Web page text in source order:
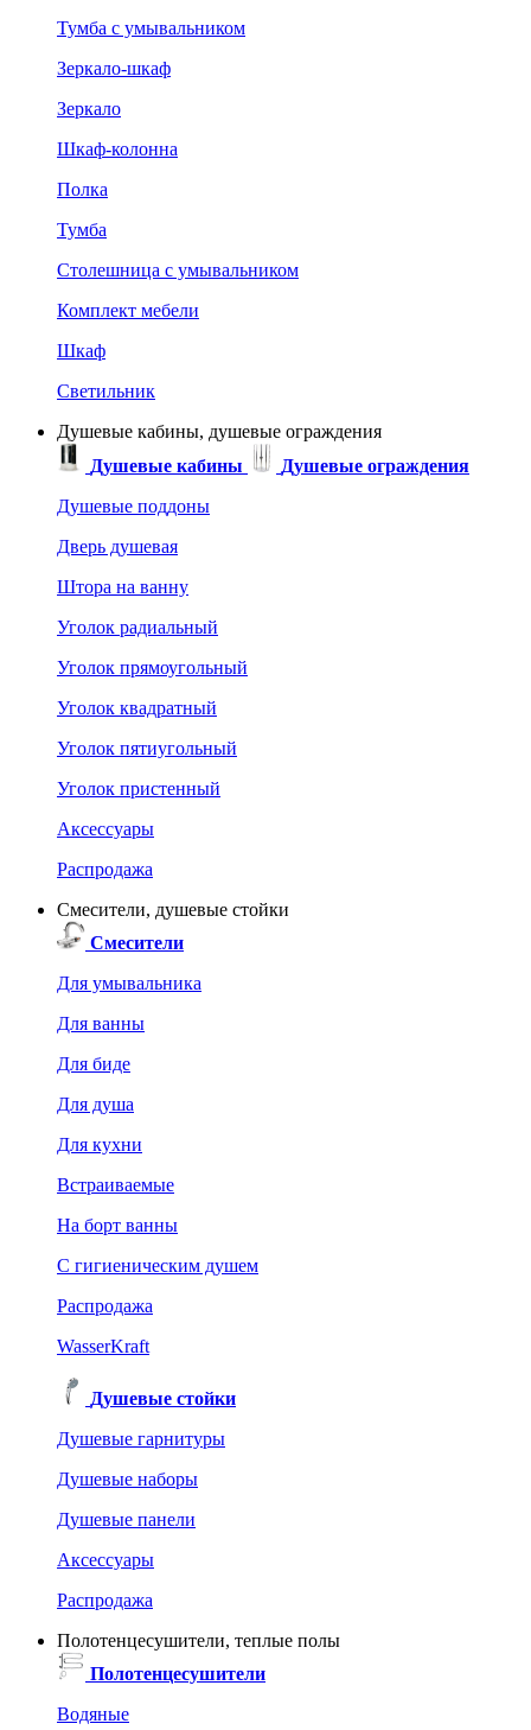
Тумба с умывальником
Зеркало-шкаф
Зеркало
Шкаф-колонна
Полка
Тумба
Столешница с умывальником
Комплект мебели
Шкаф
Светильник
Душевые кабины, душевые ограждения
Душевые кабины
Душевые ограждения
Душевые поддоны
Дверь душевая
Штора на ванну
Уголок радиальный
Уголок прямоугольный
Уголок квадратный
Уголок пятиугольный
Уголок пристенный
Аксессуары
Распродажа
Смесители, душевые стойки
Смесители
Для умывальника
Для ванны
Для биде
Для душа
Для кухни
Встраиваемые
На борт ванны
C гигиеническим душем
Распродажа
WasserKraft
Душевые стойки
Душевые гарнитуры
Душевые наборы
Душевые панели
Аксессуары
Распродажа
Полотенцесушители, теплые полы
Полотенцесушители
Водяные